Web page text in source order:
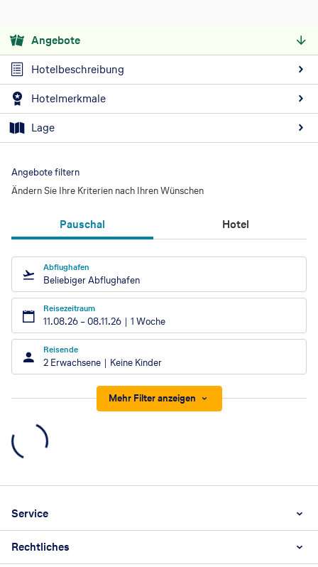
Angebote
Hotelbeschreibung
Hotelmerkmale
Lage
Angebote filtern
Ändern Sie Ihre Kriterien nach Ihren Wünschen
Pauschal Hotel
Abflughafen
Beliebiger Abflughafen
Reisezeitraum
11.08.26 –08.11.26 1 Woche
Reisende
2 Erwachsene Keine Kinder
Mehr Filter anzeigen
Service
Unternehmen
Rechtliches